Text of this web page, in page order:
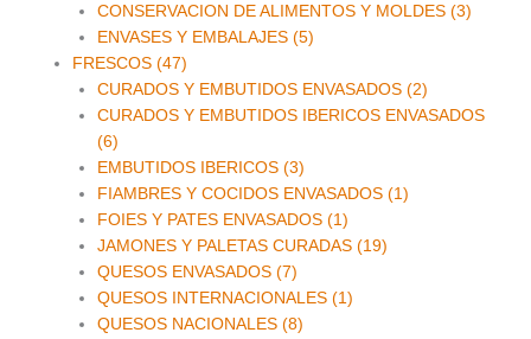
CONSERVACION DE ALIMENTOS Y MOLDES (3)
ENVASES Y EMBALAJES (5)
FRESCOS (47)
CURADOS Y EMBUTIDOS ENVASADOS (2)
CURADOS Y EMBUTIDOS IBERICOS ENVASADOS
(6)
EMBUTIDOS IBERICOS (3)
FIAMBRES Y COCIDOS ENVASADOS (1)
FOIES Y PATES ENVASADOS (1)
JAMONES Y PALETAS CURADAS (19)
QUESOS ENVASADOS (7)
QUESOS INTERNACIONALES (1)
QUESOS NACIONALES (8)